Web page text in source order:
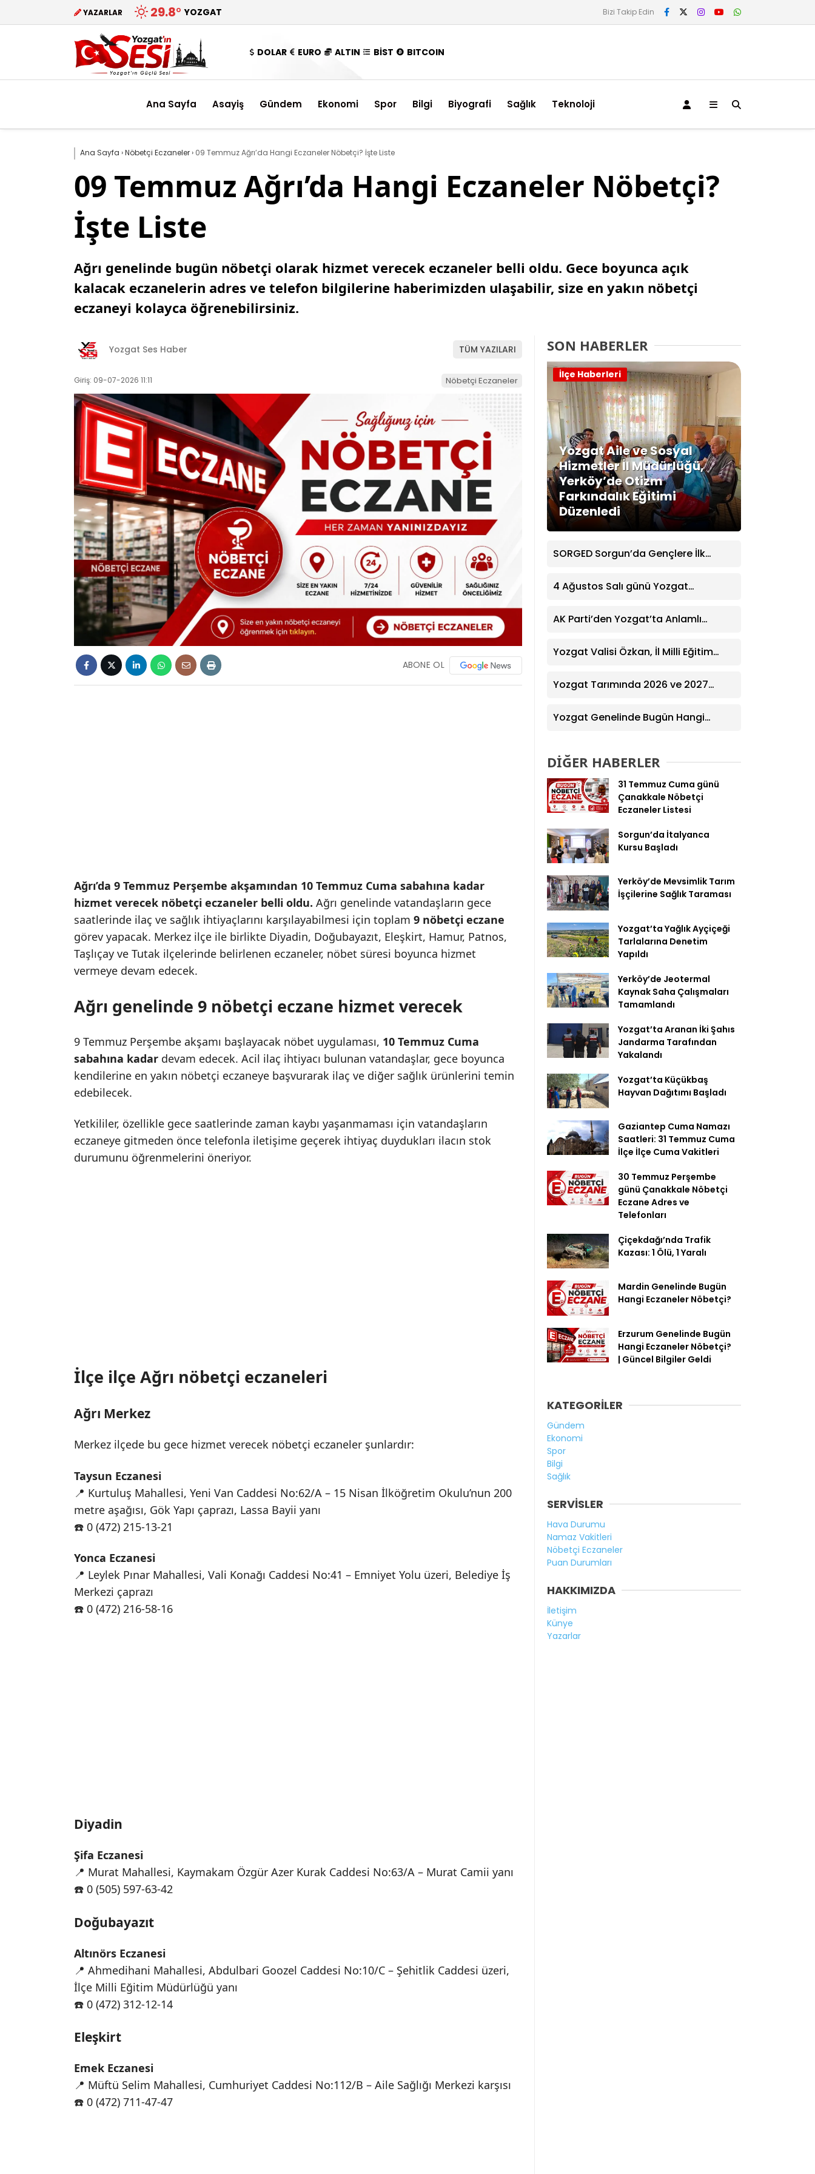
YAZARLAR 29.8° YOZGAT Bizi Takip Edin
DOLAR EURO ALTIN BİST BITCOIN
Ana Sayfa Asayiş Gündem Ekonomi Spor Bilgi Biyografi Sağlık Teknoloji
Ana Sayfa ›Nöbetçi Eczaneler› 09 Temmuz Ağrı’da Hangi Eczaneler Nöbetçi? İşte Liste
09 Temmuz Ağrı’da Hangi Eczaneler Nöbetçi?
İşte Liste
Ağrı genelinde bugün nöbetçi olarak hizmet verecek eczaneler belli oldu. Gece boyunca açık
kalacak eczanelerin adres ve telefon bilgilerine haberimizden ulaşabilir, size en yakın nöbetçi
eczaneyi kolayca öğrenebilirsiniz.
Yozgat Ses Haber TÜM YAZILARI
Giriş: 09-07-2026 11:11 Nöbetçi Eczaneler
ABONE OL
Ağrı’da 9 Temmuz Perşembe akşamından 10 Temmuz Cuma sabahına kadar
hizmet verecek nöbetçi eczaneler belli oldu. Ağrı genelinde vatandaşların gece
saatlerinde ilaç ve sağlık ihtiyaçlarını karşılayabilmesi için toplam 9 nöbetçi eczane
görev yapacak. Merkez ilçe ile birlikte Diyadin, Doğubayazıt, Eleşkirt, Hamur, Patnos,
Taşlıçay ve Tutak ilçelerinde belirlenen eczaneler, nöbet süresi boyunca hizmet
vermeye devam edecek.
Ağrı genelinde 9 nöbetçi eczane hizmet verecek
9 Temmuz Perşembe akşamı başlayacak nöbet uygulaması, 10 Temmuz Cuma
sabahına kadar devam edecek. Acil ilaç ihtiyacı bulunan vatandaşlar, gece boyunca
kendilerine en yakın nöbetçi eczaneye başvurarak ilaç ve diğer sağlık ürünlerini temin
edebilecek.
Yetkililer, özellikle gece saatlerinde zaman kaybı yaşanmaması için vatandaşların
eczaneye gitmeden önce telefonla iletişime geçerek ihtiyaç duydukları ilacın stok
durumunu öğrenmelerini öneriyor.
İlçe ilçe Ağrı nöbetçi eczaneleri
Ağrı Merkez
Merkez ilçede bu gece hizmet verecek nöbetçi eczaneler şunlardır:
Taysun Eczanesi
📍 Kurtuluş Mahallesi, Yeni Van Caddesi No:62/A – 15 Nisan İlköğretim Okulu’nun 200
metre aşağısı, Gök Yapı çaprazı, Lassa Bayii yanı
☎️ 0 (472) 215-13-21
Yonca Eczanesi
📍 Leylek Pınar Mahallesi, Vali Konağı Caddesi No:41 – Emniyet Yolu üzeri, Belediye İş
Merkezi çaprazı
☎️ 0 (472) 216-58-16
Diyadin
Şifa Eczanesi
📍 Murat Mahallesi, Kaymakam Özgür Azer Kurak Caddesi No:63/A – Murat Camii yanı
☎️ 0 (505) 597-63-42
Doğubayazıt
Altınörs Eczanesi
📍 Ahmedihani Mahallesi, Abdulbari Goozel Caddesi No:10/C – Şehitlik Caddesi üzeri,
İlçe Milli Eğitim Müdürlüğü yanı
☎️ 0 (472) 312-12-14
Eleşkirt
Emek Eczanesi
📍 Müftü Selim Mahallesi, Cumhuriyet Caddesi No:112/B – Aile Sağlığı Merkezi karşısı
☎️ 0 (472) 711-47-47
SON HABERLER
Yozgat Aile ve Sosyal
Hizmetler İl Müdürlüğü,
Yerköy’de Otizm
Farkındalık Eğitimi
Düzenledi
İlçe Haberleri
SORGED Sorgun’da Gençlere İlk
4 Ağustos Salı günü Yozgat
Eczane
AK Parti’den Yozgat’ta Anlamlı
Dernek Üyeleriyle Buluştu
Yozgat Valisi Özkan, İl Milli Eğitim
Yozgat Tarımında 2026 ve 2027
Yozgat Genelinde Bugün Hangi
DİĞER HABERLER
31 Temmuz Cuma günü
Çanakkale Nöbetçi
Eczaneler Listesi
Sorgun’da İtalyanca
Kursu Başladı
Yerköy’de Mevsimlik Tarım
İşçilerine Sağlık Taraması
Yozgat’ta Yağlık Ayçiçeği
Tarlalarına Denetim
Yapıldı
Yerköy’de Jeotermal
Kaynak Saha Çalışmaları
Tamamlandı
Yozgat’ta Aranan İki Şahıs
Jandarma Tarafından
Yakalandı
Yozgat’ta Küçükbaş
Hayvan Dağıtımı Başladı
Gaziantep Cuma Namazı
Saatleri: 31 Temmuz Cuma
İlçe İlçe Cuma Vakitleri
30 Temmuz Perşembe
günü Çanakkale Nöbetçi
Eczane Adres ve
Telefonları
Çiçekdağı’nda Trafik
Kazası: 1 Ölü, 1 Yaralı
Mardin Genelinde Bugün
Hangi Eczaneler Nöbetçi?
Erzurum Genelinde Bugün
Hangi Eczaneler Nöbetçi?
| Güncel Bilgiler Geldi
KATEGORİLER
Gündem
Ekonomi
Spor
Bilgi
Sağlık
SERVİSLER
Hava Durumu
Namaz Vakitleri
Nöbetçi Eczaneler
Puan Durumları
HAKKIMIZDA
İletişim
Künye
Yazarlar